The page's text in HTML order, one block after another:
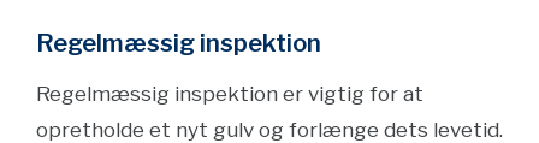
Regelmæssig inspektion
Regelmæssig inspektion er vigtig for at
opretholde et nyt gulv og forlænge dets levetid.